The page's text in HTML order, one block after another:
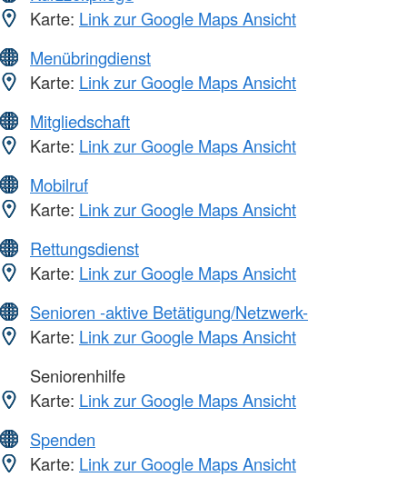
Karte: Link zur Google Maps Ansicht
Menübringdienst
Karte: Link zur Google Maps Ansicht
Mitgliedschaft
Karte: Link zur Google Maps Ansicht
Mobilruf
Karte: Link zur Google Maps Ansicht
Rettungsdienst
Karte: Link zur Google Maps Ansicht
Senioren -aktive Betätigung/Netzwerk-
Karte: Link zur Google Maps Ansicht
Seniorenhilfe
Karte: Link zur Google Maps Ansicht
Spenden
Karte: Link zur Google Maps Ansicht